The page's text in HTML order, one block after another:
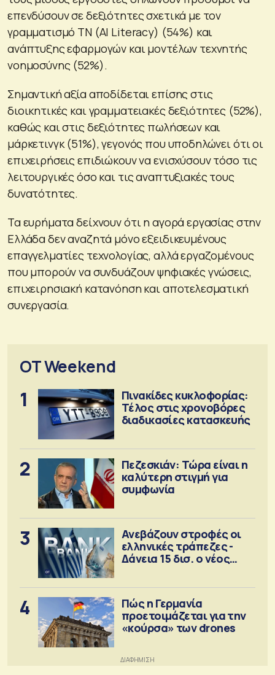
επενδύσουν σε δεξιότητες σχετικά με τον
γραμματισμό ΤΝ (AI Literacy) (54%) και
ανάπτυξης εφαρμογών και μοντέλων τεχνητής
νοημοσύνης (52%).
Σημαντική αξία αποδίδεται επίσης στις
διοικητικές και γραμματειακές δεξιότητες (52%),
καθώς και στις δεξιότητες πωλήσεων και
μάρκετινγκ (51%), γεγονός που υποδηλώνει ότι οι
επιχειρήσεις επιδιώκουν να ενισχύσουν τόσο τις
λειτουργικές όσο και τις αναπτυξιακές τους
δυνατότητες.
Τα ευρήματα δείχνουν ότι η αγορά εργασίας στην
Ελλάδα δεν αναζητά μόνο εξειδικευμένους
επαγγελματίες τεχνολογίας, αλλά εργαζομένους
που μπορούν να συνδυάζουν ψηφιακές γνώσεις,
επιχειρησιακή κατανόηση και αποτελεσματική
συνεργασία.
OT Weekend
1
Πινακίδες κυκλοφορίας:
Τέλος στις χρονοβόρες
διαδικασίες κατασκευής
2
Πεζεσκιάν: Τώρα είναι η
καλύτερη στιγμή για
συμφωνία
3
Ανεβάζουν στροφές οι
ελληνικές τράπεζες -
Δάνεια 15 δισ. ο νέος
4
Πώς η Γερμανία
προετοιμάζεται για την
«κούρσα» των drones